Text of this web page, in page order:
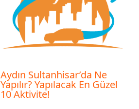
Aydın Sultanhisar’da Ne
Yapılır? Yapılacak En Güzel
10 Aktivite!